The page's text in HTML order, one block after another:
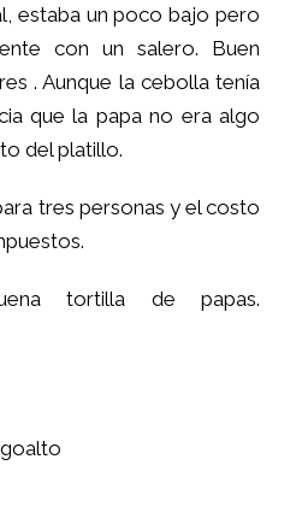
estaba un poco bajo pero
con un salero. Buen
. Aunque la cebolla tenía
que la papa no era algo
del platillo.
tres personas y el costo
tortilla de papas.